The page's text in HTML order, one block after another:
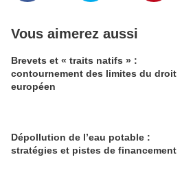
Vous aimerez aussi
Brevets et « traits natifs » :
contournement des limites du droit
européen
Dépollution de l’eau potable :
stratégies et pistes de financement